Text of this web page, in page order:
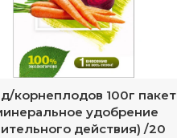
д/корнеплодов 100г пакет
удобрение
действия) /20